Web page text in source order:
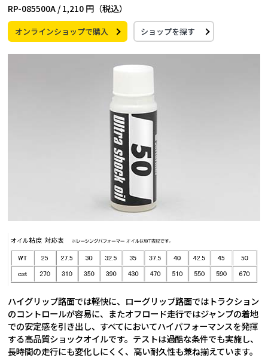
RP-085500A / 1,210 円（税込）
オンラインショップで購入 ショップを探す
ハイグリップ路面では軽快に、ローグリップ路面ではトラクション
のコントロールが容易に、またオフロード走行ではジャンプの着地
での安定感を引き出し、すべてにおいてハイパフォーマンスを発揮
する高品質ショックオイルです。テストは過酷な条件でも実施し、
長時間の走行にも変化しにくく、高い耐久性も兼ね揃えています。